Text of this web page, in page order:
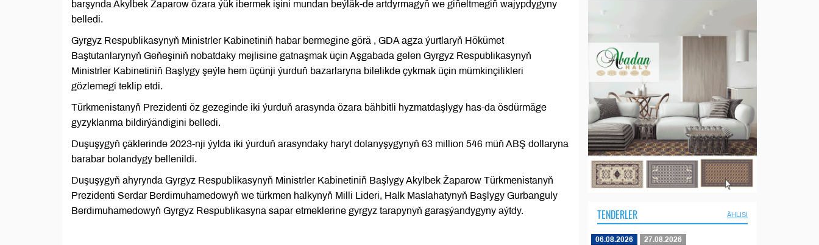
barşynda Akylbek Žaparow özara ýük ibermek işini mundan beýläk-de artdyrmagyň we giňeltmegiň wajypdygyny
belledi.
Gyrgyz Respublikasynyň Ministrler Kabinetiniň habar bermegine görä , GDA agza ýurtlaryň Hökümet
Baştutanlarynyň Geňeşiniň nobatdaky mejlisine gatnaşmak üçin Aşgabada gelen Gyrgyz Respublikasynyň
Ministrler Kabinetiniň Başlygy şeýle hem üçünji ýurduň bazarlaryna bilelikde çykmak üçin mümkinçilikleri
gözlemegi teklip etdi.
Türkmenistanyň Prezidenti öz gezeginde iki ýurduň arasynda özara bähbitli hyzmatdaşlygy has-da ösdürmäge
gyzyklanma bildirýändigini belledi.
Duşuşygyň çäklerinde 2023-nji ýylda iki ýurduň arasyndaky haryt dolanyşygynyň 63 million 546 müň ABŞ dollaryna
barabar bolandygy bellenildi.
Duşuşygyň ahyrynda Gyrgyz Respublikasynyň Ministrler Kabinetiniň Başlygy Akylbek Žaparow Türkmenistanyň
Prezidenti Serdar Berdimuhamedowyň we türkmen halkynyň Milli Lideri, Halk Maslahatynyň Başlygy Gurbanguly
Berdimuhamedowyň Gyrgyz Respublikasyna sapar etmeklerine gyrgyz tarapynyň garaşýandygyny aýtdy.
TENDERLER ÄHLISI
06.08.2026 27.08.2026